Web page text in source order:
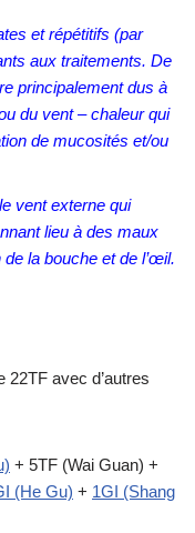
et répétitifs (par
aux traitements. De
principalement dus à
du vent – chaleur qui
de mucosités et/ou
vent externe qui
lieu à des maux
la bouche et de l’œil.
avec d’autres
+ 5TF (Wai Guan) +
(He Gu) + 1GI (Shang